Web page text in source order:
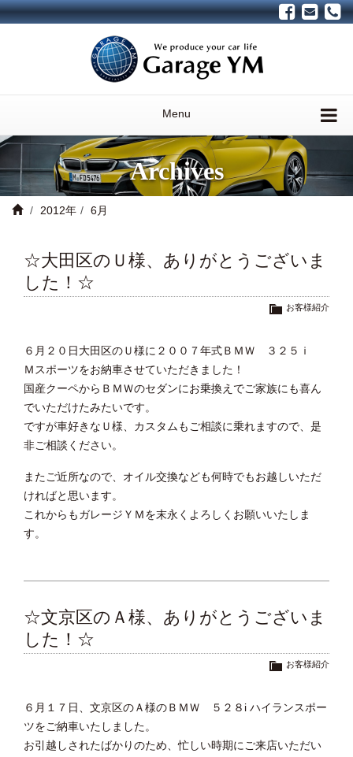
Menu
Archives
2012年 6月
☆大田区のＵ様、ありがとうございま
した！☆
お客様紹介
６月２０日大田区のＵ様に２００７年式ＢＭＷ ３２５ｉ
Ｍスポーツをお納車させていただきました！
国産クーペからＢＭＷのセダンにお乗換えでご家族にも喜ん
でいただけたみたいです。
ですが車好きなＵ様、カスタムもご相談に乗れますので、是
非ご相談ください。
またご近所なので、オイル交換なども何時でもお越しいただ
ければと思います。
これからもガレージＹＭを末永くよろしくお願いいたしま
す。
☆文京区のＡ様、ありがとうございま
した！☆
お客様紹介
６月１７日、文京区のＡ様のＢＭＷ ５２８i ハイランスポー
ツをご納車いたしました。
お引越しされたばかりのため、忙しい時期にご来店いただい